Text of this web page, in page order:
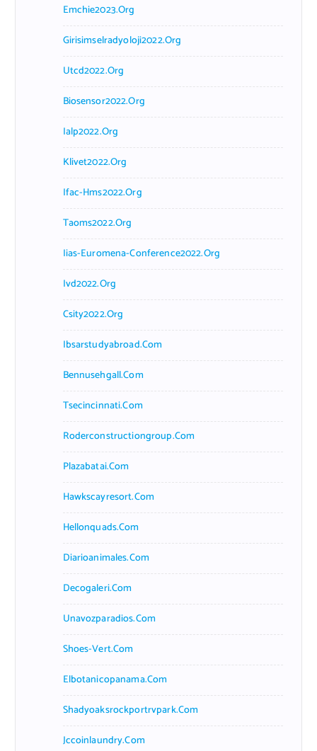
Emchie2023.org
Girisimselradyoloji2022.org
Utcd2022.org
Biosensor2022.org
Ialp2022.org
Klivet2022.org
Ifac-Hms2022.org
Taoms2022.org
Iias-Euromena-Conference2022.org
Ivd2022.org
Csity2022.org
Ibsarstudyabroad.com
Bennusehgall.com
Tsecincinnati.com
Roderconstructiongroup.com
Plazabatai.com
Hawkscayresort.com
Hellonquads.com
Diarioanimales.com
Decogaleri.com
Unavozparadios.com
Shoes-Vert.com
Elbotanicopanama.com
Shadyoaksrockportrvpark.com
Jccoinlaundry.com